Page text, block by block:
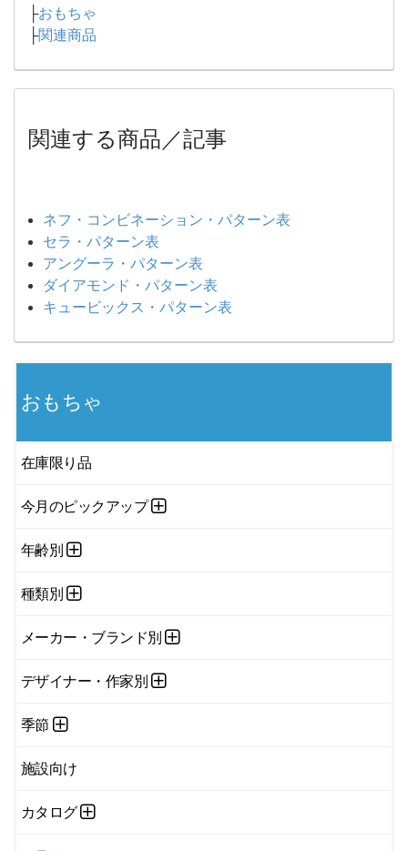
├おもちゃ
├関連商品
関連する商品／記事
ネフ・コンビネーション・パターン表
セラ・パターン表
アングーラ・パターン表
ダイアモンド・パターン表
キュービックス・パターン表
おもちゃ
在庫限り品
今月のピックアップ
年齢別
種類別
メーカー・ブランド別
デザイナー・作家別
季節
施設向け
カタログ